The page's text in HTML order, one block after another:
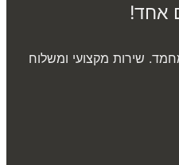
אחד!
שירות מקצועי ומשלוח